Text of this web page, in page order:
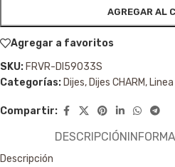
AGREGAR AL
Agregar a favoritos
SKU: FRVR-DI59033S
Categorías: Dijes, Dijes CHARM,
Compartir:
DESCRIPCIÓN
Descripción